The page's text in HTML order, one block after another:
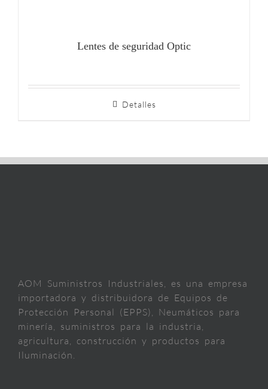
Lentes de seguridad Optic
Detalles
AOM Suministros Industriales, es una empresa
importadora y distribuidora de Equipos de
Protección Personal (EPPS), Neumáticos para
minería, suministros para la industria,
agricultura, construcción y productos para
Iluminación.